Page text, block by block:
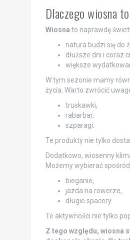
Dlaczego wiosna
Wiosna to naprawdę
natura budzi się do
dłuższe dni i coraz
większe
W tym sezonie mamy
życia. Warto zwrócić
truskawki,
rabarbar,
szparagi.
Te produkty nie tylko
Dodatkowo, wiosenny
Możemy wybierać
bieganie,
jazda na rowerze,
długie spacery.
Te aktywności nie tylko
Z tego względu, wiosna